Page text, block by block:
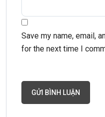
Save my name, email,
for the next time I